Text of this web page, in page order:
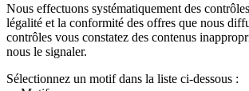
Nous effectuons systématiquement des
légalité et la conformité des offres que nous
contrôles vous constatez des contenus
nous le signaler.
Sélectionnez un motif dans la liste ci-dessous :